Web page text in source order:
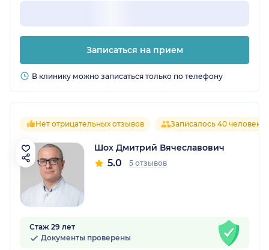
Записаться на прием
В клинику можно записаться только по телефону
Нет отрицательных отзывов Записалось 40 человек
Шох Дмитрий Вячеславович
5.0 5 отзывов
Стаж 29 лет
Документы проверены